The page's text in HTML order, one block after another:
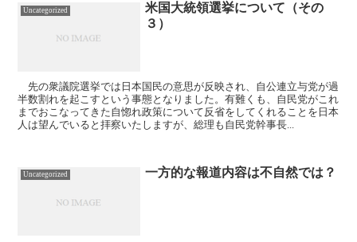
Uncategorized
米国大統領選挙について（その
３）
先の衆議院選挙では日本国民の意思が反映され、自公連立与党が過
半数割れを起こすという事態となりました。有難くも、自民党がこれ
までおこなってきた自惚れ政策について反省をしてくれることを日本
人は望んでいると拝察いたしますが、総理も自民党幹事長...
Uncategorized 一方的な報道内容は不自然では？